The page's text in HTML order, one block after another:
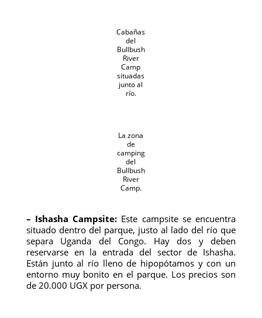
Cabañas
del
Bullbush
River
Camp
situadas
junto al
río.
La zona
de
camping
del
Bullbush
River
Camp.
– Ishasha Campsite: Este campsite se encuentra
situado dentro del parque, justo al lado del río que
separa Uganda del Congo. Hay dos y deben
reservarse en la entrada del sector de Ishasha.
Están junto al río lleno de hipopótamos y con un
entorno muy bonito en el parque. Los precios son
de 20.000 UGX por persona.